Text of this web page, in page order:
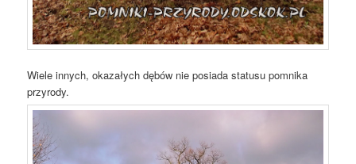
Wiele innych, okazałych dębów nie posiada statusu pomnika
przyrody.